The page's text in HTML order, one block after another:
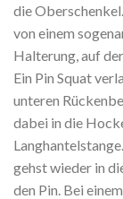
die Oberschenkel.
von einem
Halterung, auf
Ein Pin Squat
unteren
dabei in die
gehst wieder in
den Pin. Bei